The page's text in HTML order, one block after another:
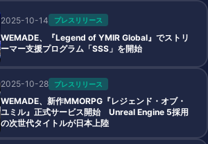
2025-10-14 プレスリリース
WEMADE、『Legend of YMIR Global』でストリ
ーマー支援プログラム「SSS」を開始
2025-10-28 プレスリリース
WEMADE、新作MMORPG『レジェンド・オブ・
ユミル』正式サービス開始 Unreal Engine 5採用
の次世代タイトルが日本上陸